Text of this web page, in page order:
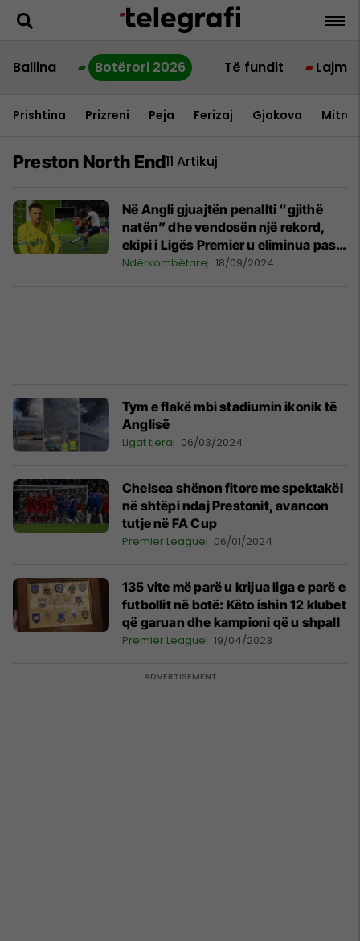
Ballina Botërori 2026 Të fundit Lajme
Prishtina Prizreni Peja Ferizaj Gjakova
Preston North End11 Artikuj
Në Angli gjuajtën penallti “gjithë
natën” dhe vendosën një rekord,
ekipi i Ligës Premier u eliminua pas
dramës
Ndërkombëtare 18/09/2024
Tym e flakë mbi stadiumin ikonik të
Anglisë
Ligat tjera 06/03/2024
Chelsea shënon fitore me spektakël
në shtëpi ndaj Prestonit, avancon
tutje në FA Cup
Premier League 06/01/2024
135 vite më parë u krijua liga e parë e
futbollit në botë: Këto ishin 12 klubet
që garuan dhe kampioni që u shpall
Premier League 19/04/2023